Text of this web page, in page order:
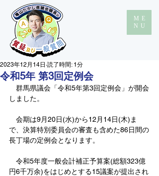
ME
NU
令和5年 第3回定例会
2023年12月14日 読了時間: 1分
群馬県議会「令和5年第3回定例会」が開会
しました。
会期は9月20日(水)から12月14日(木)ま
で、決算特別委員会の審査も含めた86日間の
長丁場の定例会となります。
令和5年度一般会計補正予算案(総額323億
円6千万余)をはじめとする15議案が提出され